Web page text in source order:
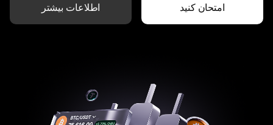
امتحان کنید اطلاعات بیشتر